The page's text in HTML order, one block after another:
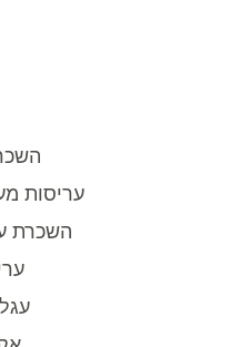
עריסות
השכרת